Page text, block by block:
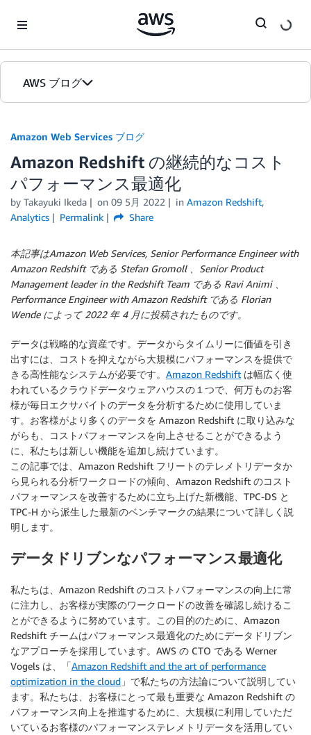
AWS ブログ
カテゴリ
エディション
Amazon Web Services ブログ
Amazon Redshift の継続的なコスト
パフォーマンス最適化
by Takayuki Ikeda on 09 5月 2022 in Amazon Redshift,
Analytics
Permalink Share
本記事はAmazon Web Services, Senior Performance Engineer with
Amazon Redshift である Stefan Gromoll 、Senior Product
Management leader in the Redshift Team である Ravi Animi 、
Performance Engineer with Amazon Redshift である Florian
Wende によって 2022 年 4 月に投稿されたものです。
データは戦略的な資産です。データからタイムリーに価値を引き
出すには、コストを抑えながら大規模にパフォーマンスを提供で
きる高性能なシステムが必要です。 Amazon Redshift は幅広く使
われているクラウドデータウェアハウスの１つで、何万ものお客
様が毎日エクサバイトのデータを分析するために使用していま
す。お客様がより多くのデータを Amazon Redshift に取り込みな
がらも、コストパフォーマンスを向上させることができるよう
に、私たちは新しい機能を追加し続けています。
この記事では、Amazon Redshift フリートのテレメトリデータか
ら見られる分析ワークロードの傾向、Amazon Redshift のコスト
パフォーマンスを改善するために立ち上げた新機能、TPC-DS と
TPC-H から派生した最新のベンチマークの結果について詳しく説
明します。
データドリブンなパフォーマンス最適化
私たちは、Amazon Redshift のコストパフォーマンスの向上に常
に注力し、お客様が実際のワークロードの改善を確認し続けるこ
とができるように努めています。この目的のために、Amazon
Redshift チームはパフォーマンス最適化のためにデータドリブン
なアプローチを採用しています。AWS の CTO である Werner
Vogels は、「Amazon Redshift and the art of performance
optimization in the cloud 」で私たちの方法論について説明してい
ます。私たちは、お客様にとって最も重要な Amazon Redshift の
パフォーマンス向上を推進するために、大規模に利用していただ
いているお客様のパフォーマンステレメトリデータを活用してい